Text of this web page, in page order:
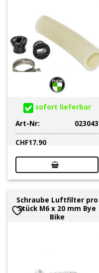
sofort lieferbar
Art-Nr:
023043
CHF17.90
Schraube Luftfilter pro
Stück M6 x 20 mm Bye
Bike